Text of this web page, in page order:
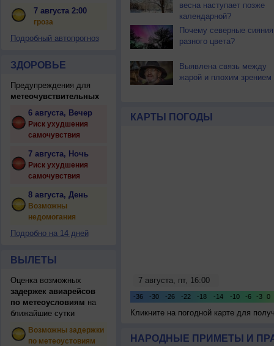
7 августа 2:00
гроза
Подробный автопрогноз
ЗДОРОВЬЕ
Предупреждения для
метеочувствительных
6 августа, Вечер
Риск ухудшения
самочувствия
7 августа, Ночь
Риск ухудшения
самочувствия
8 августа, День
Возможны
недомогания
Подробно на 14 дней
ВЫЛЕТЫ
Оценка возможных
задержек авиарейсов
по метеоусловиям на
ближайшие сутки
Возможны задержки
по метеоустовиям
весна наступает позже
календарной?
Почему северные сияния
разного цвета?
Выявлена связь между
жарой и плохим зрением
КАРТЫ ПОГОДЫ
Кликните на погодной карте для
НАРОДНЫЕ ПРИМЕТЫ И